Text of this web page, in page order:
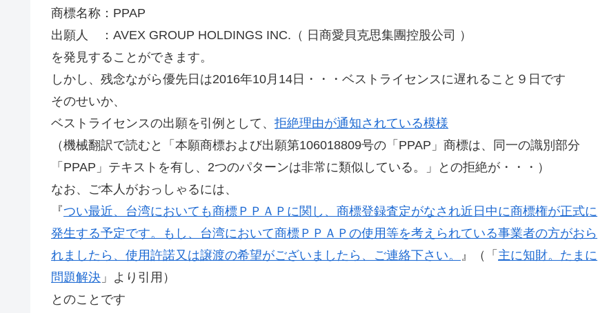
商標名称：PPAP
出願人 ：AVEX GROUP HOLDINGS INC.（ 日商愛貝克思集團控股公司 ）
を発見することができます。
しかし、残念ながら優先日は2016年10月14日・・・ベストライセンスに遅れること９日です
そのせいか、
ベストライセンスの出願を引例として、 拒絶理由が通知されている模様
（機械翻訳で読むと「本願商標および出願第106018809号の「PPAP」商標は、同一の識別部分
「PPAP」テキストを有し、2つのパターンは非常に類似している。」との拒絶が・・・）
なお、ご本人がおっしゃるには、
『つい最近、台湾においても商標ＰＰＡＰに関し、商標登録査定がなされ近日中に商標権が正式に
発生する予定です。もし、台湾において商標ＰＰＡＰの使用等を考えられている事業者の方がおら
れましたら、使用許諾又は譲渡の希望がございましたら、ご連絡下さい。
』（「 主に知財。たまに
問題解決 」より引用）
とのことです